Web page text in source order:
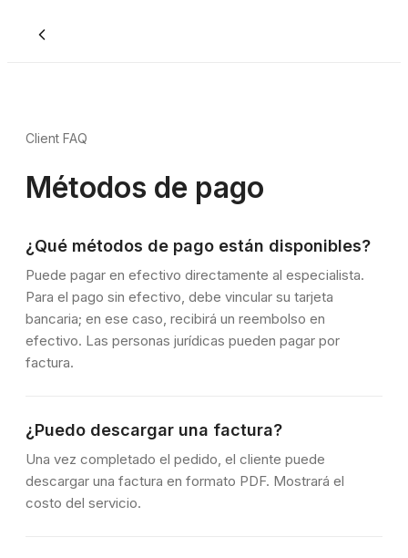
Client FAQ
Métodos de pago
¿Qué métodos de pago están disponibles?
Puede pagar en efectivo directamente al especialista.
Para el pago sin efectivo, debe vincular su tarjeta
bancaria; en ese caso, recibirá un reembolso en
efectivo. Las personas jurídicas pueden pagar por
factura.
¿Puedo descargar una factura?
Una vez completado el pedido, el cliente puede
descargar una factura en formato PDF. Mostrará el
costo del servicio.